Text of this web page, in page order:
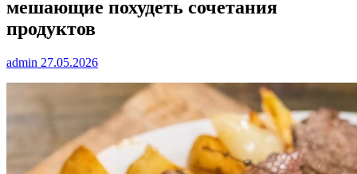
мешающие похудеть сочетания
продуктов
admin 27.05.2026